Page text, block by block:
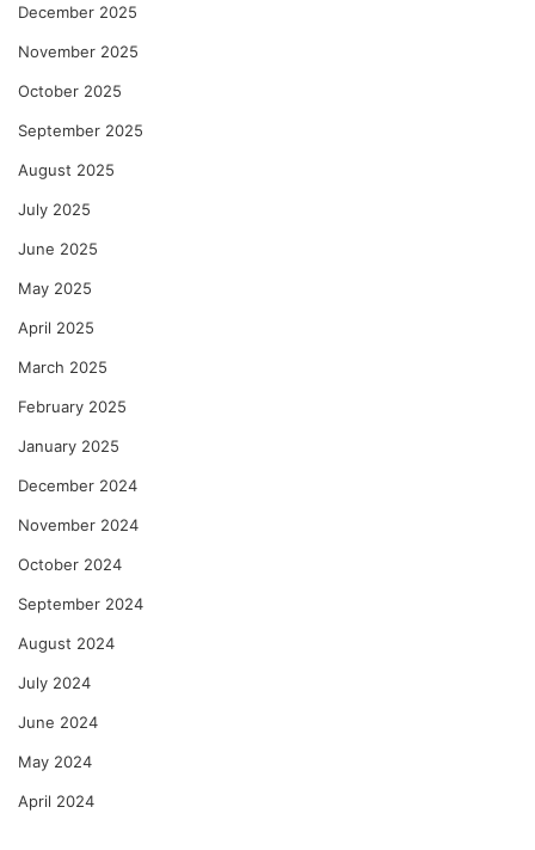
December 2025
November 2025
October 2025
September 2025
August 2025
July 2025
June 2025
May 2025
April 2025
March 2025
February 2025
January 2025
December 2024
November 2024
October 2024
September 2024
August 2024
July 2024
June 2024
May 2024
April 2024